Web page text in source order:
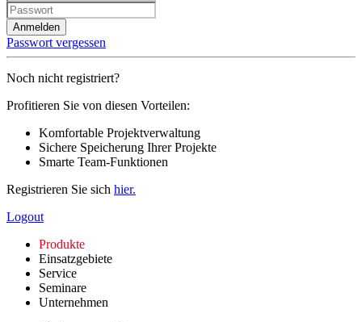
Anmelden
Passwort vergessen
Noch nicht registriert?
Profitieren Sie von diesen Vorteilen:
Komfortable Projektverwaltung
Sichere Speicherung Ihrer Projekte
Smarte Team-Funktionen
Registrieren Sie sich hier.
Logout
Produkte
Einsatzgebiete
Service
Seminare
Unternehmen